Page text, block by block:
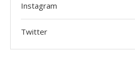
Instagram
Twitter